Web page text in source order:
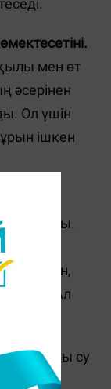
мен өт
әсерінен
Ол үшін
ішкен
болмайды.
Ал
емес.
жай жылы су